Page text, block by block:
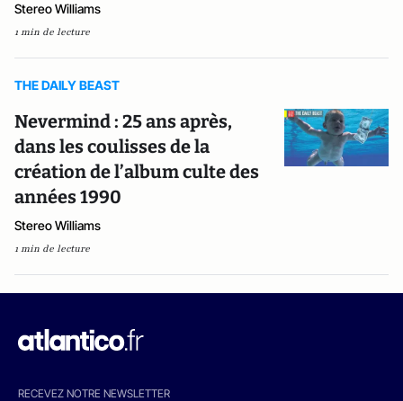
Stereo Williams
1 min de lecture
THE DAILY BEAST
Nevermind : 25 ans après,
dans les coulisses de la
création de l’album culte des
années 1990
Stereo Williams
1 min de lecture
RECEVEZ NOTRE NEWSLETTER